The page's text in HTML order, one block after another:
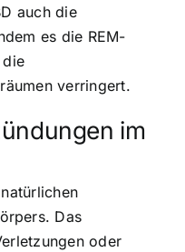
auch die
es die REM-
die
verringert.
im
Das
oder